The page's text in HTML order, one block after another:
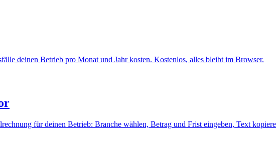
deinen Betrieb pro Monat und Jahr kosten. Kostenlos, alles bleibt im Browser.
für deinen Betrieb: Branche wählen, Betrag und Frist eingeben, Text